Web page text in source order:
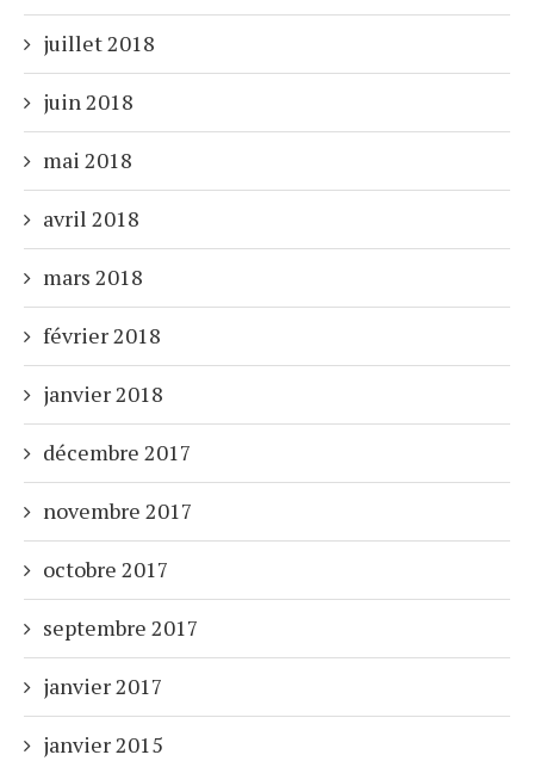
juillet 2018
juin 2018
mai 2018
avril 2018
mars 2018
février 2018
janvier 2018
décembre 2017
novembre 2017
octobre 2017
septembre 2017
janvier 2017
janvier 2015